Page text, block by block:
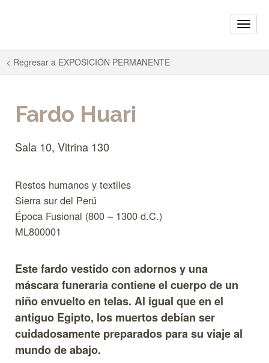
Toggle
< Regresar a EXPOSICIÓN PERMANENTE
Fardo Huari
Sala 10, Vitrina 130
Restos humanos y textiles
Sierra sur del Perú
Época Fusional (800 – 1300 d.C.)
ML800001
Este fardo vestido con adornos y una
máscara funeraria contiene el cuerpo de un
niño envuelto en telas. Al igual que en el
antiguo Egipto, los muertos debían ser
cuidadosamente preparados para su viaje al
mundo de abajo.